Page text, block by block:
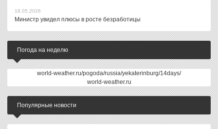
18.05.2026
Министр увидел плюсы в росте безработицы
Погода на неделю
world-weather.ru/pogoda/russia/yekaterinburg/14days/
world-weather.ru
Популярные новости